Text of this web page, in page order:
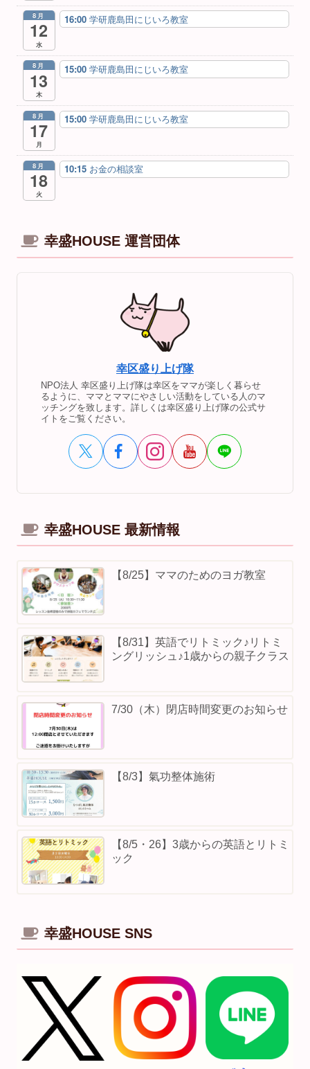
8月
12
水
16:00 学研鹿島田にじいろ教室
8月
13
木
15:00 学研鹿島田にじいろ教室
8月
17
月
15:00 学研鹿島田にじいろ教室
8月
18
火
10:15 お金の相談室
幸盛HOUSE 運営団体
幸区盛り上げ隊
NPO法人 幸区盛り上げ隊は幸区をママが楽しく暮らせ
るように、ママとママにやさしい活動をしている人のマ
ッチングを致します。詳しくは幸区盛り上げ隊の公式サ
イトをご覧ください。
幸盛HOUSE 最新情報
【8/25】ママのためのヨガ教室
【8/31】英語でリトミック♪リトミ
ングリッシュ♪1歳からの親子クラス
7/30（木）閉店時間変更のお知らせ
【8/3】⁡氣功整体施術
【8/5・26】3歳からの英語とリトミ
ック
幸盛HOUSE SNS